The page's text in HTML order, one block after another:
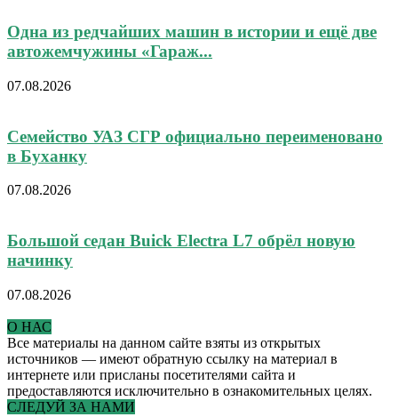
Одна из редчайших машин в истории и ещё две
автожемчужины «Гараж...
07.08.2026
Семейство УАЗ СГР официально переименовано
в Буханку
07.08.2026
Большой седан Buick Electra L7 обрёл новую
начинку
07.08.2026
О НАС
Все материалы на данном сайте взяты из открытых
источников — имеют обратную ссылку на материал в
интернете или присланы посетителями сайта и
предоставляются исключительно в ознакомительных целях.
СЛЕДУЙ ЗА НАМИ